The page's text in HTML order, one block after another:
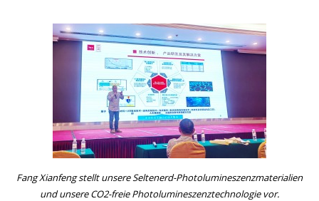
Fang Xianfeng stellt unsere Seltenerd-Photolumineszenzmaterialien
und unsere CO2-freie Photolumineszenztechnologie vor.